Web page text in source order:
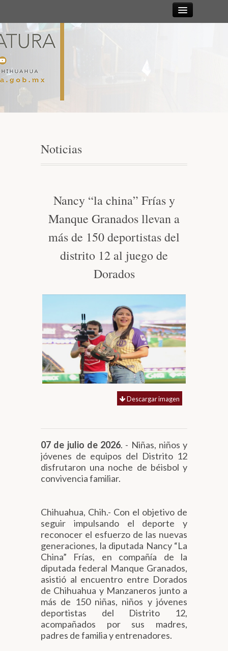
Mesa Directiva y Diputación Permanente
Comisiones
Biblioteca
Secretarías
Transparencia
Noticias
Nancy “la china” Frías y
Manque Granados llevan a
más de 150 deportistas del
distrito 12 al juego de
Dorados
Descargar imagen
07 de julio de 2026. - Niñas, niños y
jóvenes de equipos del Distrito 12
disfrutaron una noche de béisbol y
convivencia familiar.
Chihuahua, Chih.- Con el objetivo de
seguir impulsando el deporte y
reconocer el esfuerzo de las nuevas
generaciones, la diputada Nancy “La
China” Frías, en compañía de la
diputada federal Manque Granados,
asistió al encuentro entre Dorados
de Chihuahua y Manzaneros junto a
más de 150 niñas, niños y jóvenes
deportistas del Distrito 12,
acompañados por sus madres,
padres de familia y entrenadores.